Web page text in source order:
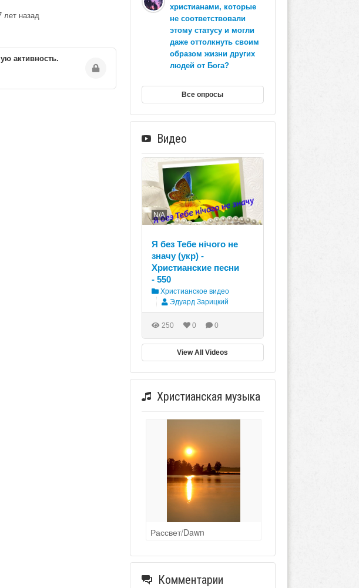
назад
активность.
христианами, которые
не соответствовали
этому статусу и могли
даже оттолкнуть своим
образом жизни других
людей от Бога?
Все опросы
Видео
N/A
Я без Тебе нічого не
значу (укр) -
Христианские песни
- 550
Христианское видео
Эдуард Зарицкий
250 0 0
View All Videos
Христианская музыка
Рассвет/Dawn
Комментарии